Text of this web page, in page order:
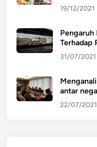
19/12/2021
Pengaruh
Terhadap
31/07/2021
antar
22/07/2021